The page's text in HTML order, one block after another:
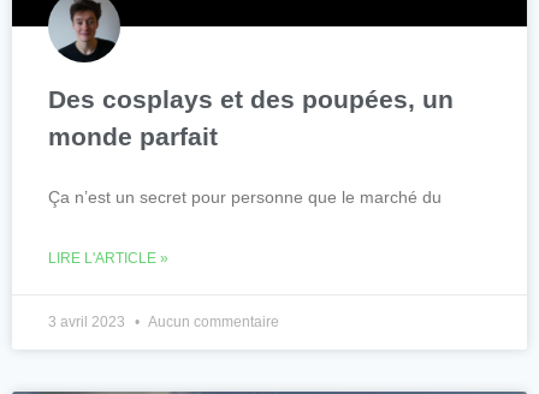
Des cosplays et des poupées, un
monde parfait
Ça n’est un secret pour personne que le marché du
LIRE L'ARTICLE »
3 avril 2023 Aucun commentaire